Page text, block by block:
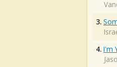
3.
4. I'm